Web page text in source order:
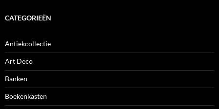
CATEGORIEËN
Antiekcollectie
Art Deco
Banken
Boekenkasten